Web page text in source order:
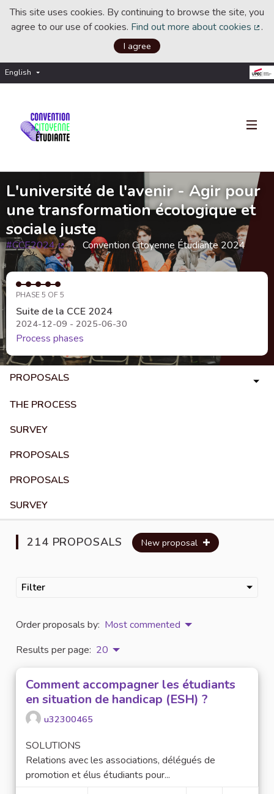
This site uses cookies. By continuing to browse the site, you
agree to our use of cookies. Find out more about cookies .
I agree
English Choisir la langue
L'université de l'avenir - Agir pour
une transformation écologique et
sociale juste
#CCE2024
(External link)
Convention Citoyenne Étudiante 2024
PHASE 5 OF 5
Suite de la CCE 2024
2024-12-09 - 2025-06-30
Process phases
PROPOSALS
THE PROCESS
SURVEY
PROPOSALS
PROPOSALS
SURVEY
214 PROPOSALS New proposal
Filter
Order proposals by: Most commented
Results per page: 20
Comment accompagner les étudiants
en situation de handicap (ESH) ?
u32300465
SOLUTIONS
Relations avec les associations, délégués de
promotion et élus étudiants pour...